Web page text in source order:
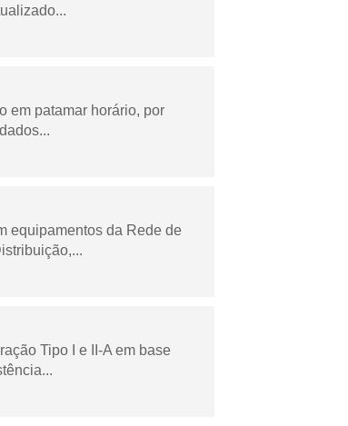
em patamar horário, por
equipamentos da Rede de
Tipo I e II-A em base